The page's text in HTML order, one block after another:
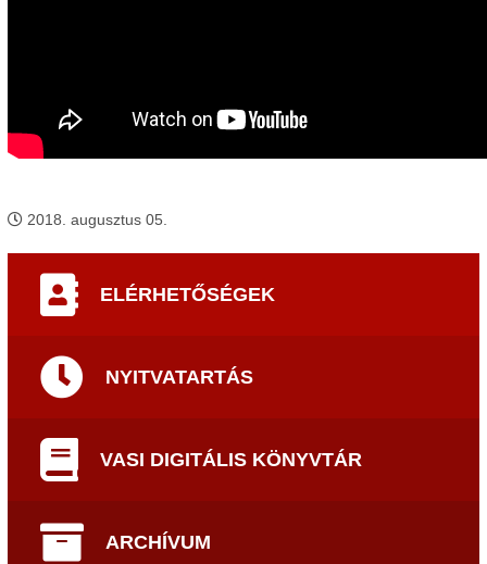
2018. augusztus 05.
ELÉRHETŐSÉGEK
NYITVATARTÁS
VASI DIGITÁLIS KÖNYVTÁR
ARCHÍVUM